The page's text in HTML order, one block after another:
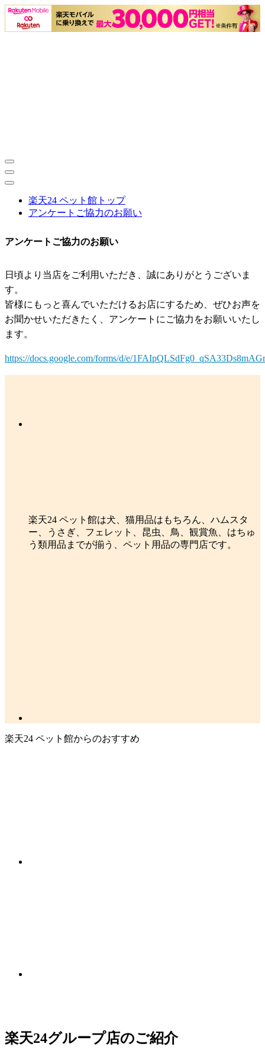
楽天24 ペット館トップ
アンケートご協力のお願い
アンケートご協力のお願い
日頃より当店をご利用いただき、誠にありがとうございま
す。
皆様にもっと喜んでいただけるお店にするため、ぜひお声を
お聞かせいただきたく、アンケートにご協力をお願いいたし
ます。
https://docs.google.com/forms/d/e/
楽天24 ペット館は犬、猫用品はもちろん、ハムスタ
ー、うさぎ、フェレット、昆虫、鳥、観賞魚、はちゅ
う類用品までが揃う、ペット用品の専門店です。
楽天24 ペット館からのおすすめ
楽天24グループ店のご紹介